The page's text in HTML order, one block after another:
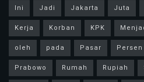
Ini
Jadi Jakarta Juta
Kerja
Korban KPK
oleh
pada Pasar Persen
Prabowo
Rumah Rupiah